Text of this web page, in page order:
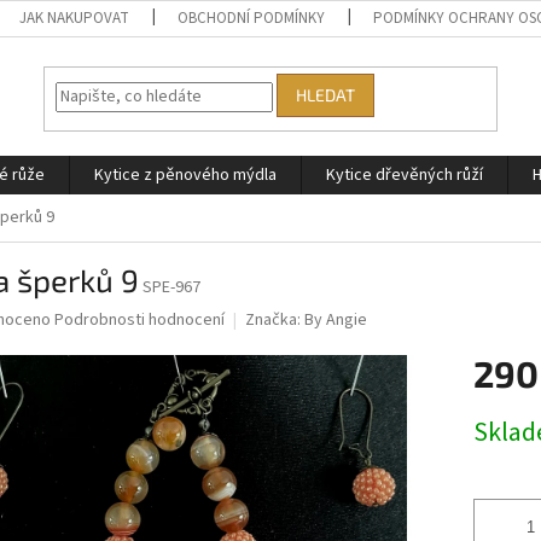
JAK NAKUPOVAT OBCHODNÍ PODMÍNKY PODMÍNKY OCHRANY
HLEDAT
růže Kytice z pěnového mýdla Kytice dřevěných růží
9
šperků 9 SPE-967
Podrobnosti hodnocení Značka: By Angie
cena: